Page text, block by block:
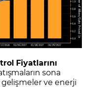
Fiyatlarını
sona
ve enerji